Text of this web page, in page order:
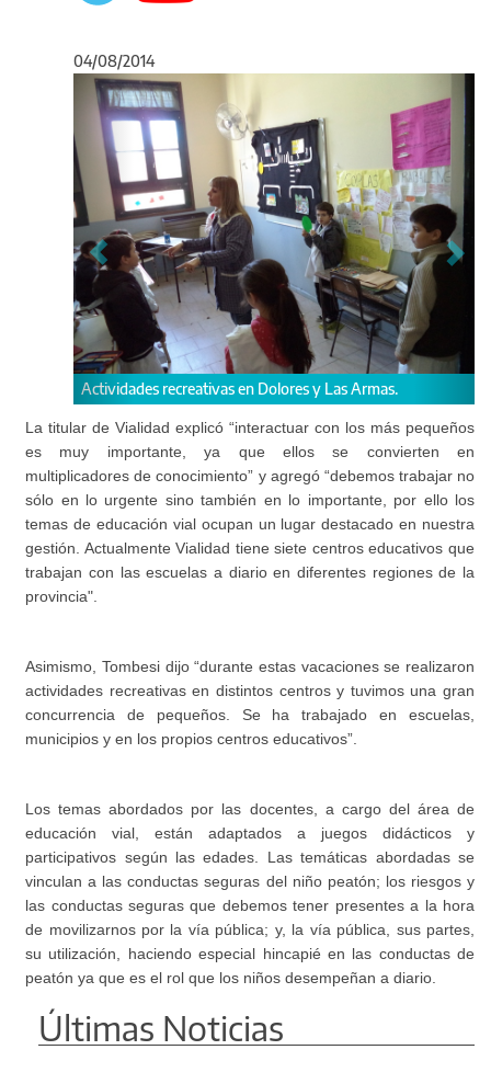
04/08/2014
en Dolores y Las Armas.
Prudencio –la mascota
Anterior
La titular de Vialidad explicó “interactuar con los más pequeños
es muy importante, ya que ellos se convierten en
multiplicadores de conocimiento” y agregó “debemos trabajar no
sólo en lo urgente sino también en lo importante, por ello los
temas de educación vial ocupan un lugar destacado en nuestra
gestión. Actualmente Vialidad tiene siete centros educativos que
trabajan con las escuelas a diario en diferentes regiones de la
provincia".
Asimismo, Tombesi dijo “durante estas vacaciones se realizaron
actividades recreativas en distintos centros y tuvimos una gran
concurrencia de pequeños. Se ha trabajado en escuelas,
municipios y en los propios centros educativos”.
Los temas abordados por las docentes, a cargo del área de
educación vial, están adaptados a juegos didácticos y
participativos según las edades. Las temáticas abordadas se
vinculan a las conductas seguras del niño peatón; los riesgos y
las conductas seguras que debemos tener presentes a la hora
de movilizarnos por la vía pública; y, la vía pública, sus partes,
su utilización, haciendo especial hincapié en las conductas de
peatón ya que es el rol que los niños desempeñan a diario.
Últimas Noticias